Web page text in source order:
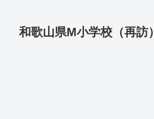
和歌山県M小学校（再訪）